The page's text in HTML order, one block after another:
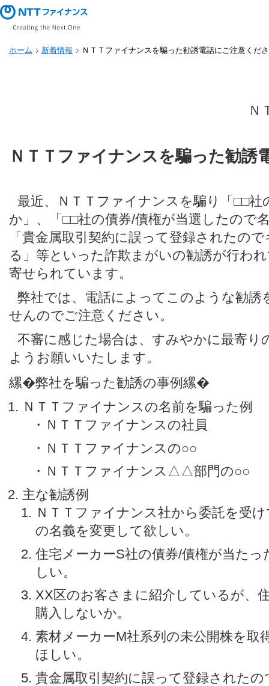
ホーム 新着情報 ＮＴＴファイナンスを騙った勧誘電話にご注意くだ
Ｎ
ＮＴＴファイナンスを騙った勧誘
最近、ＮＴＴファイナンスを騙り「□□社
か」、「□□社の債券/債権が当選したので
「貴金属取引契約に誤って登録されたの
る」等といった詐欺まがいの勧誘が行わ
寄せられています。
弊社では、電話によってこのような勧誘
せんのでご注意ください。
不審に感じた場合は、すみやかに最寄り
ようお願いいたします。
弊社を騙った勧誘の事例
ＮＴＴファイナンスの名前を騙った例
・ＮＴＴファイナンスの社員
・ＮＴＴファイナンスの○○
・ＮＴＴファイナンス△△部門の○○
主な勧誘例
ＮＴＴファイナンス社から委託を受
の名義を変更して欲しい。
住宅メーカーS社の債券/債権が当た
しい。
XX区のお客さまに紹介しているが、
購入しないか。
素材メーカーM社系列の未公開株を取
ほしい。
貴金属取引契約に誤って登録された